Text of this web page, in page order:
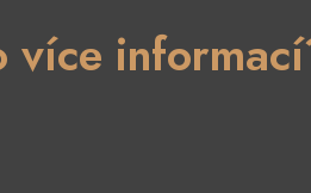
více